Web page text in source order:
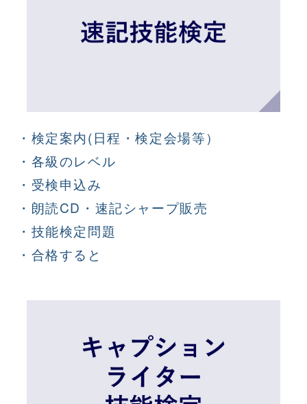
・検定案内(日程・検定会場等）
・各級のレベル
・受検申込み
・朗読CD・速記シャープ販売
・技能検定問題
・合格すると